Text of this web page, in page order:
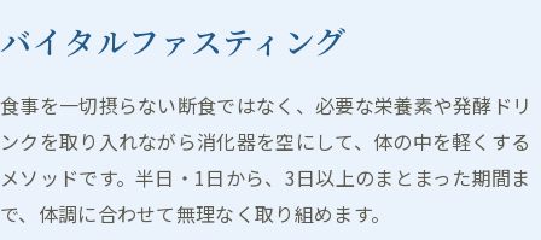
バイタルファスティング
食事を一切摂らない断食ではなく、必要な栄養素や発酵ドリ
ンクを取り入れながら消化器を空にして、体の中を軽くする
メソッドです。半日・1日から、3日以上のまとまった期間ま
で、体調に合わせて無理なく取り組めます。